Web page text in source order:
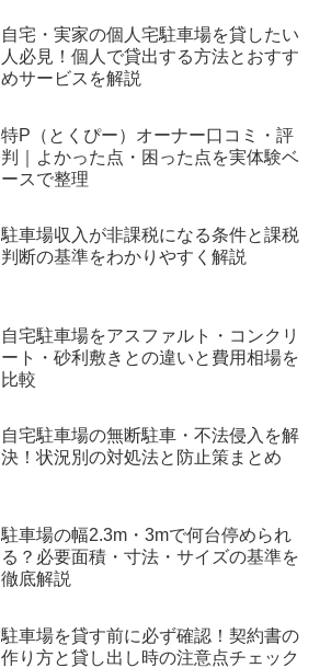
自宅・実家の個人宅駐車場を貸したい
人必見！個人で貸出する方法とおすす
めサービスを解説
特P（とくぴー）オーナー口コミ・評
判｜よかった点・困った点を実体験ベ
ースで整理
駐車場収入が非課税になる条件と課税
判断の基準をわかりやすく解説
自宅駐車場をアスファルト・コンクリ
ート・砂利敷きとの違いと費用相場を
比較
自宅駐車場の無断駐車・不法侵入を解
決！状況別の対処法と防止策まとめ
駐車場の幅2.3m・3mで何台停められ
る？必要面積・寸法・サイズの基準を
徹底解説
駐車場を貸す前に必ず確認！契約書の
作り方と貸し出し時の注意点チェック